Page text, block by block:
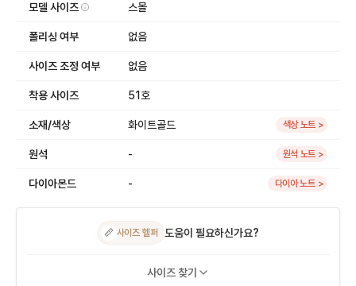
모델 사이즈 스몰
폴리싱 여부 없음
사이즈 조정 여부 없음
착용 사이즈 51호
소재/색상 화이트골드 색상 노트 >
원석 - 원석 노트 >
다이아몬드 - 다이아 노트 >
📏 사이즈 헬퍼 도움이 필요하신가요?
사이즈 찾기